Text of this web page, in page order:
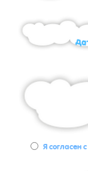
Я согласен с